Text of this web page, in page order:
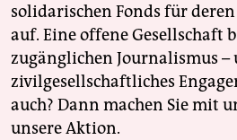
solidarischen Fonds für
auf. Eine offene Gesellschaft
zugänglichen Journalismus –
zivilgesellschaftliches
auch? Dann machen Sie mit
unsere Aktion.